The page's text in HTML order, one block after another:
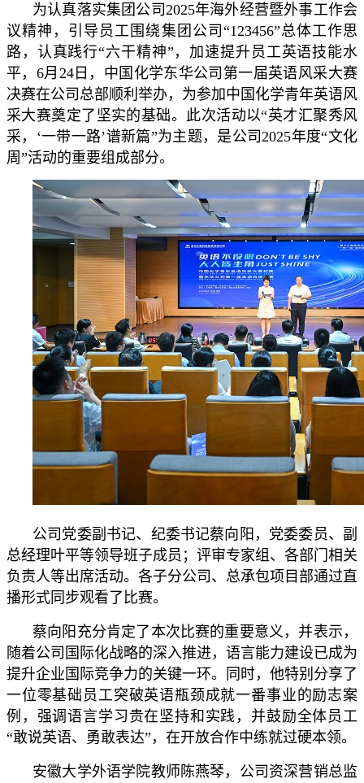
为认真落实集团公司2025年海外经营暨外事工作会
议精神，引导员工围绕集团公司“123456”总体工作思
路，认真践行“六干精神”，加速提升员工英语技能水
平，6月24日，中国化学东华公司第一届英语风采大赛
决赛在公司总部顺利举办，为参加中国化学青年英语风
采大赛奠定了坚实的基础。此次活动以“英才汇聚秀风
采，‘一带一路’谱新篇”为主题，是公司2025年度“文化
周”活动的重要组成部分。
公司党委副书记、纪委书记蔡向阳，党委委员、副
总经理叶平等领导班子成员；评审专家组、各部门相关
负责人等出席活动。各子分公司、总承包项目部通过直
播形式同步观看了比赛。
蔡向阳充分肯定了本次比赛的重要意义，并表示，
随着公司国际化战略的深入推进，语言能力建设已成为
提升企业国际竞争力的关键一环。同时，他特别分享了
一位零基础员工突破英语瓶颈成就一番事业的励志案
例，强调语言学习贵在坚持和实践，并鼓励全体员工
“敢说英语、勇敢表达”，在开放合作中练就过硬本领。
安徽大学外语学院教师陈燕琴，公司资深营销总监